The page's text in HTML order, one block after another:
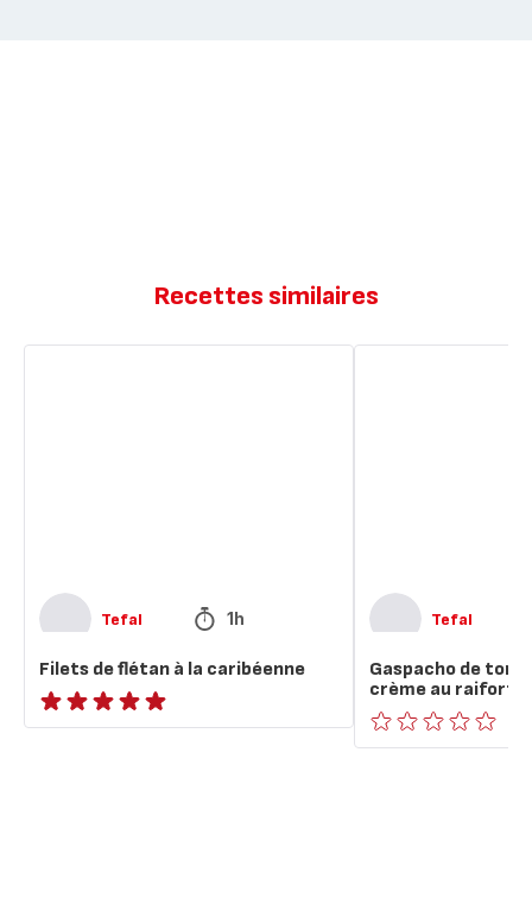
Recettes similaires
Tefal 1h
Filets de flétan à la caribéenne
ratings.NaN
Tefal
Gaspacho de
crème au raifort
ratings.0